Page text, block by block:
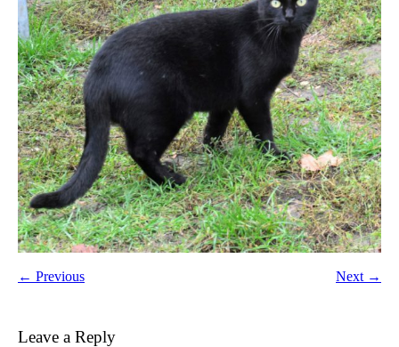
← Previous Next →
Leave a Reply